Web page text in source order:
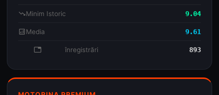
trending_downMinim Istoric 9.04
analyticsMedia 9.61
database înregistrări 893